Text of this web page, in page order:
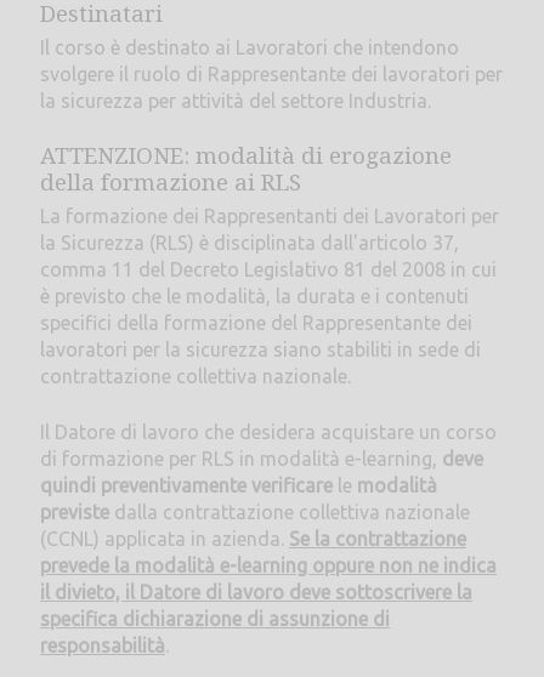
Destinatari
Il corso è destinato ai Lavoratori che intendono
svolgere il ruolo di Rappresentante dei lavoratori per
la sicurezza per attività del settore Industria.
ATTENZIONE: modalità di erogazione
della formazione ai RLS
La formazione dei Rappresentanti dei Lavoratori per
la Sicurezza (RLS) è disciplinata dall'articolo 37,
comma 11 del Decreto Legislativo 81 del 2008 in cui
è previsto che le modalità, la durata e i contenuti
specifici della formazione del Rappresentante dei
lavoratori per la sicurezza siano stabiliti in sede di
contrattazione collettiva nazionale.
Il Datore di lavoro che desidera acquistare un corso
di formazione per RLS in modalità e-learning, deve
quindi preventivamente verificarele modalità
previstedalla contrattazione collettiva nazionale
(CCNL) applicata in azienda. Se la contrattazione
prevede la modalità e-learning oppure non ne indica
il divieto, il Datore di lavoro deve sottoscrivere la
specifica dichiarazione di assunzione di
responsabilità.